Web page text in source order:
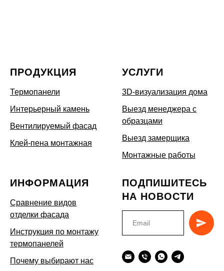
ПРОДУКЦИЯ
Термопанели
Интерьерный камень
Вентилируемый фасад
Клей-пена монтажная
УСЛУГИ
3D-визуализация дома
Выезд менеджера с
образцами
Выезд замерщика
Монтажные работы
ИНФОРМАЦИЯ
Сравнение видов
отделки фасада
Инструкция по монтажу
термопанелей
Почему выбирают нас
ПОДПИШИТЕСЬ
НА НОВОСТИ